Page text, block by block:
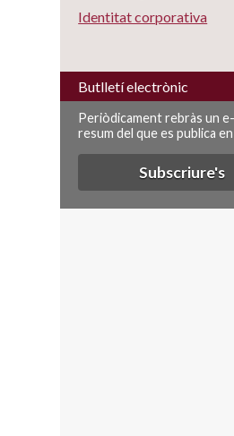
Identitat corporativa
Butlletí electrònic
Periòdicament rebràs un
resum del que es publica
Subscriure's